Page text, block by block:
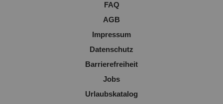
FAQ
AGB
Impressum
Datenschutz
Barrierefreiheit
Jobs
Urlaubskatalog